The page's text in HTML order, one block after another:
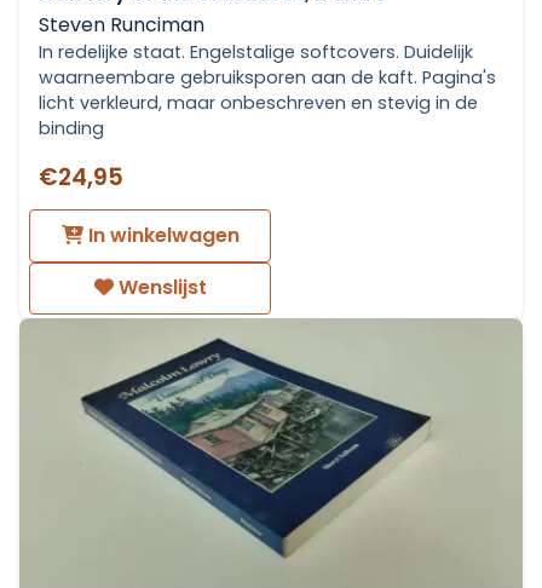
Steven Runciman
In redelijke staat. Engelstalige softcovers. Duidelijk
waarneembare gebruiksporen aan de kaft. Pagina's
licht verkleurd, maar onbeschreven en stevig in de
binding
€24,95
In winkelwagen
Wenslijst